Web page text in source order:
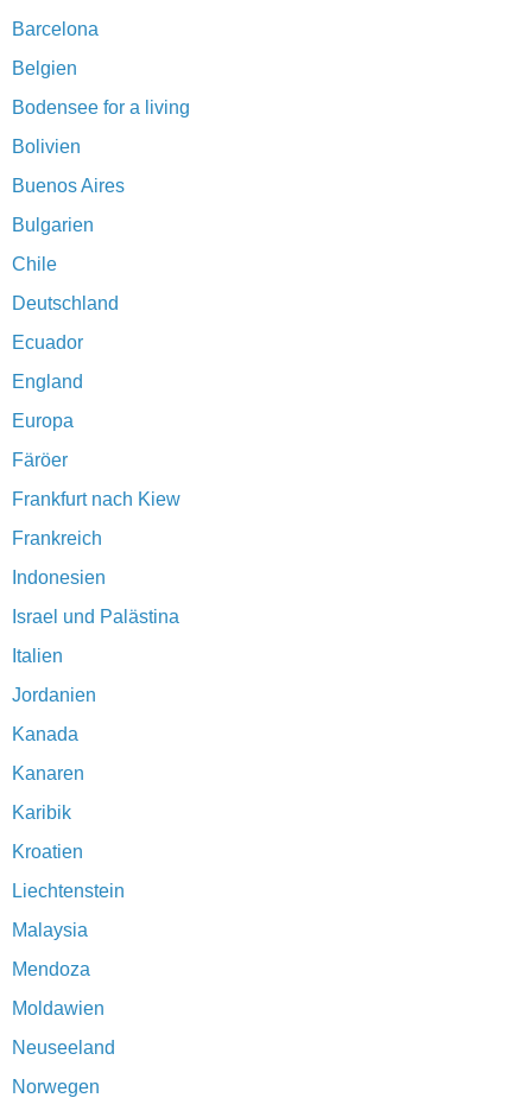
Barcelona
Belgien
Bodensee for a living
Bolivien
Buenos Aires
Bulgarien
Chile
Deutschland
Ecuador
England
Europa
Färöer
Frankfurt nach Kiew
Frankreich
Indonesien
Israel und Palästina
Italien
Jordanien
Kanada
Kanaren
Karibik
Kroatien
Liechtenstein
Malaysia
Mendoza
Moldawien
Neuseeland
Norwegen